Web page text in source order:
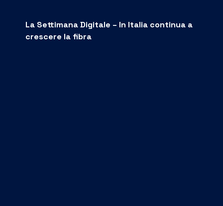
La Settimana Digitale – In Italia continua a
crescere la fibra